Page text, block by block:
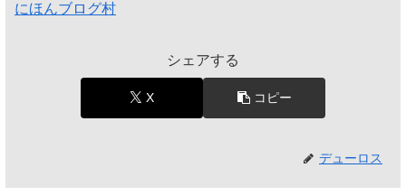
にほんブログ村
シェアする
X コピー
デューロス